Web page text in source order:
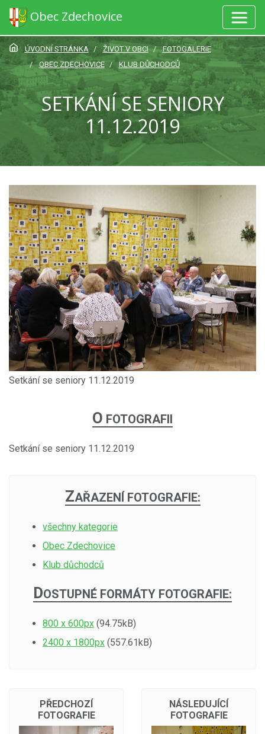
Obec Zdechovice
ÚVODNÍ STRÁNKA ŽIVOT V OBCI
FOTOGALERIE
OBEC ZDECHOVICE
KLUB DŮCHODCŮ
SETKÁNÍ SE SENIORY
11.12.2019
Setkání se seniory 11.12.2019
O FOTOGRAFII
Setkání se seniory 11.12.2019
ZAŘAZENÍ FOTOGRAFIE:
všechny kategorie
Obec Zdechovice
Klub důchodců
DOSTUPNÉ FORMÁTY FOTOGRAFIE:
800 x 600px (94.75kB)
2400 x 1800px (557.61kB)
PŘEDCHOZÍ
FOTOGRAFIE
NÁSLEDUJÍCÍ
FOTOGRAFIE